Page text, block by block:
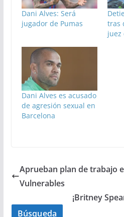
Dani Alves: Será
jugador de Pumas
tras
juez
Dani Alves es acusado
de agresión sexual en
Barcelona
Aprueban plan de trabajo
Vulnerables
¡Britney
Búsqueda